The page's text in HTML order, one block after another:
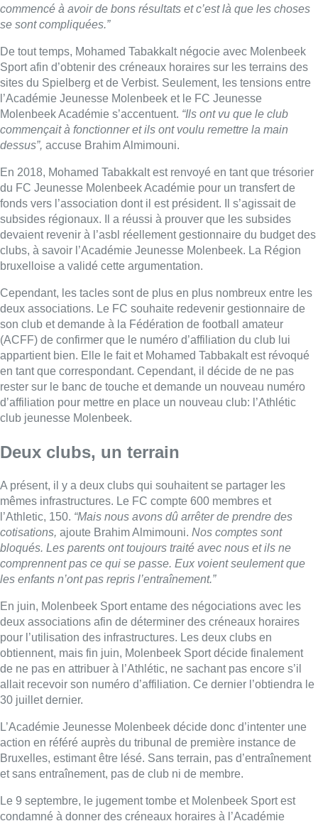
commencé à avoir de bons résultats et c’est là que les choses
se sont compliquées.”
De tout temps, Mohamed Tabakkalt négocie avec Molenbeek
Sport afin d’obtenir des créneaux horaires sur les terrains des
sites du Spielberg et de Verbist. Seulement, les tensions entre
l’Académie Jeunesse Molenbeek et le FC Jeunesse
Molenbeek Académie s’accentuent. “Ils ont vu que le club
commençait à fonctionner et ils ont voulu remettre la main
dessus”, accuse Brahim Almimouni.
En 2018, Mohamed Tabakkalt est renvoyé en tant que trésorier
du FC Jeunesse Molenbeek Académie pour un transfert de
fonds vers l’association dont il est président. Il s’agissait de
subsides régionaux. Il a réussi à prouver que les subsides
devaient revenir à l’asbl réellement gestionnaire du budget des
clubs, à savoir l’Académie Jeunesse Molenbeek. La Région
bruxelloise a validé cette argumentation.
Cependant, les tacles sont de plus en plus nombreux entre les
deux associations. Le FC souhaite redevenir gestionnaire de
son club et demande à la Fédération de football amateur
(ACFF) de confirmer que le numéro d’affiliation du club lui
appartient bien. Elle le fait et Mohamed Tabbakalt est révoqué
en tant que correspondant. Cependant, il décide de ne pas
rester sur le banc de touche et demande un nouveau numéro
d’affiliation pour mettre en place un nouveau club: l’Athlétic
club jeunesse Molenbeek.
Deux clubs, un terrain
A présent, il y a deux clubs qui souhaitent se partager les
mêmes infrastructures. Le FC compte 600 membres et
l’Athletic, 150. “Mais nous avons dû arrêter de prendre des
cotisations, ajoute Brahim Almimouni. Nos comptes sont
bloqués. Les parents ont toujours traité avec nous et ils ne
comprennent pas ce qui se passe. Eux voient seulement que
les enfants n’ont pas repris l’entraînement.”
En juin, Molenbeek Sport entame des négociations avec les
deux associations afin de déterminer des créneaux horaires
pour l’utilisation des infrastructures. Les deux clubs en
obtiennent, mais fin juin, Molenbeek Sport décide finalement
de ne pas en attribuer à l’Athlétic, ne sachant pas encore s’il
allait recevoir son numéro d’affiliation. Ce dernier l’obtiendra le
30 juillet dernier.
L’Académie Jeunesse Molenbeek décide donc d’intenter une
action en référé auprès du tribunal de première instance de
Bruxelles, estimant être lésé. Sans terrain, pas d’entraînement
et sans entraînement, pas de club ni de membre.
Le 9 septembre, le jugement tombe et Molenbeek Sport est
condamné à donner des créneaux horaires à l’Académie